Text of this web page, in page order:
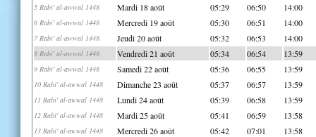
5 Rabi' al-awwal 1448 Mardi 18 août 05:29 06:50 14:00
6 Rabi' al-awwal 1448 Mercredi 19 août 05:30 06:51 14:00
7 Rabi' al-awwal 1448 Jeudi 20 août 05:32 06:53 14:00
8 Rabi' al-awwal 1448 Vendredi 21 août 05:34 06:54 13:59
9 Rabi' al-awwal 1448 Samedi 22 août 05:36 06:55 13:59
10 Rabi' al-awwal 1448 Dimanche 23 août 05:37 06:57 13:59
11 Rabi' al-awwal 1448 Lundi 24 août 05:39 06:58 13:59
12 Rabi' al-awwal 1448 Mardi 25 août 05:41 06:59 13:58
13 Rabi' al-awwal 1448 Mercredi 26 août 05:42 07:01 13:58